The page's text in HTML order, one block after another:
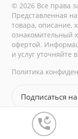
© 2026 Все права
Представленная
товара, описание,
ознакомительный
офертой.
и услуг уточняйте
Политика
Подписаться